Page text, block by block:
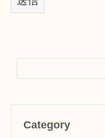
Category